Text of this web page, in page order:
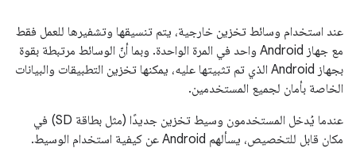
عند استخدام وسائط تخزين خارجية، يتم تنسيقها وتشفيرها للعمل فقط
مع جهاز Android واحد في المرة الواحدة. وبما أنّ الوسائط مرتبطة بقوة
بجهاز Android الذي تم تثبيتها عليه، يمكنها تخزين التطبيقات والبيانات
الخاصة بأمان لجميع المستخدمين.
عندما يُدخل المستخدمون وسيط تخزين جديدًا (مثل بطاقة SD) في
مكان قابل للتخصيص، يسألهم Android عن كيفية استخدام الوسيط.